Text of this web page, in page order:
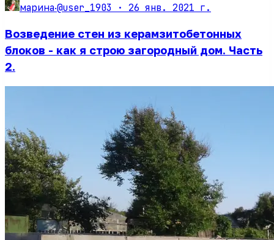
марина·@user_1903 · 26 янв. 2021 г.
Возведение стен из керамзитобетонных
блоков - как я строю загородный дом. Часть
2.